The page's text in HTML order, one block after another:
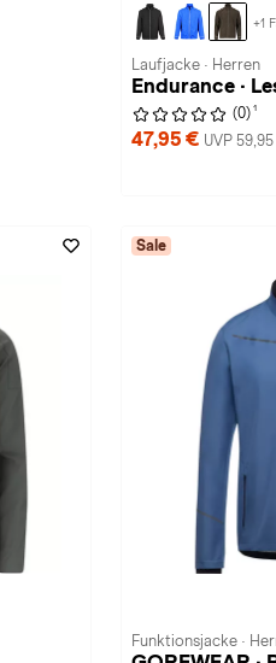
+1
Laufjacke · Herren
Endurance ·
(0) 1
47,95 € UVP
Sale
Funktionsjacke ·